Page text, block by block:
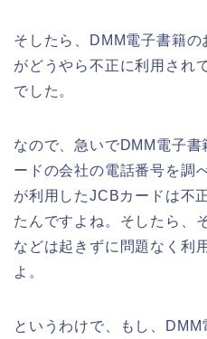
そしたら、DMM電子書籍
がどうやら不正に利用され
でした。
なので、急いでDMM電子
ードの会社の電話番号を調
が利用したJCBカードは不
たんですよね。そしたら、
などは起きずに問題なく利
よ。
というわけで、もし、